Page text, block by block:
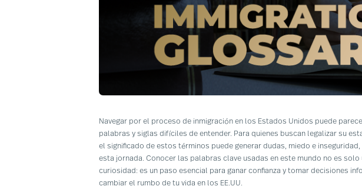
Navegar por el proceso de inmigración en los Estados Unidos puede
palabras y siglas difíciles de entender. Para quienes buscan legalizar su
el significado de estos términos puede generar dudas, miedo e
esta jornada. Conocer las palabras clave usadas en este mundo no es solo
curiosidad: es un paso esencial para ganar confianza y tomar decisiones
cambiar el rumbo de tu vida en los EE.UU.